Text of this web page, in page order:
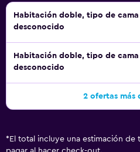
Habitación doble, tipo de cama
desconocido
Habitación doble, tipo de cama
desconocido
2 ofertas más
* El total incluye una estimación de